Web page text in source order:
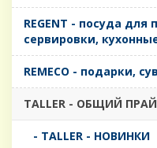
REGENT - посуда для
сервировки,
REMECO - подарки,
TALLER - ОБЩИЙ
- TALLER - НОВИНКИ